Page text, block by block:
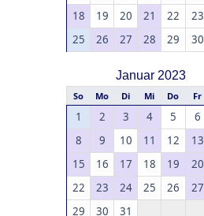
18
19 20 21 22 23
25
26 27 28 29 30
Januar 2023
So Mo Di Mi Do Fr
1 2 3 4 5 6
8
9 10 11 12 13
15
16 17 18 19 20
22
23 24 25 26 27
29
30 31